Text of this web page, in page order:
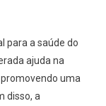
para a saúde do
ajuda na
uma
disso, a